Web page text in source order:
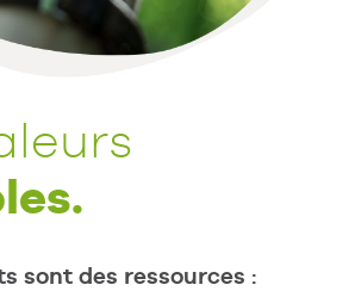
sont des ressources :